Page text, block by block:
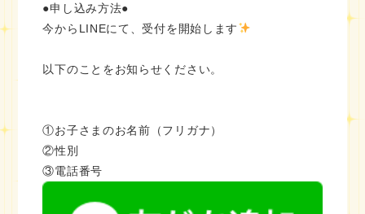
●申し込み方法●
今からLINEにて、受付を開始します
以下のことをお知らせください。
①お子さまのお名前（フリガナ）
②性別
③電話番号